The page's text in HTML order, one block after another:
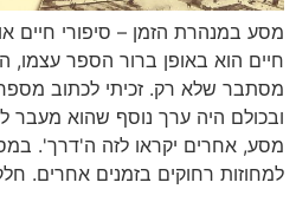
מסע במנהרת הזמן – סיפורי חיים
חיים הוא באופן ברור הספר עצמו,
מסתבר שלא רק. זכיתי לכתוב
ובכולם היה ערך נוסף שהוא מעבר
מסע, אחרים יקראו לזה ה'דרך'.
למחוזות רחוקים בזמנים אחרים.